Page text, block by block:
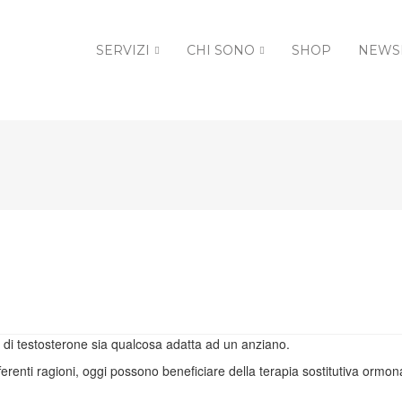
SERVIZI CHI SONO SHOP
testosterone sia qualcosa adatta ad un anziano.
ragioni, oggi possono beneficiare della terapia sostitutiva